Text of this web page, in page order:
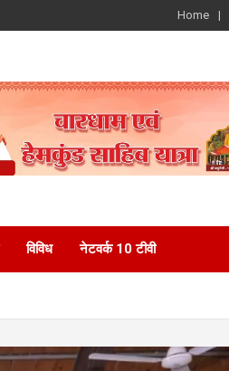
Home
विविध नेटवर्क 10 टीवी